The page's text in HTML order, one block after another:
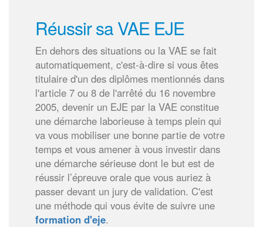
Réussir sa VAE EJE
En dehors des situations ou la VAE se fait
automatiquement, c'est-à-dire si vous êtes
titulaire d'un des diplômes mentionnés dans
l'article 7 ou 8 de l'arrêté du 16 novembre
2005, devenir un EJE par la VAE constitue
une démarche laborieuse à temps plein qui
va vous mobiliser une bonne partie de votre
temps et vous amener à vous investir dans
une démarche sérieuse dont le but est de
réussir l’épreuve orale que vous auriez à
passer devant un jury de validation. C'est
une méthode qui vous évite de suivre une
formation d'eje.